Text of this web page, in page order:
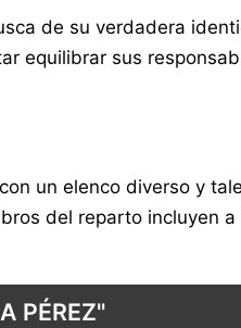
de su verdadera
equilibrar sus
un elenco diverso y
del reparto incluyen
PÉREZ"